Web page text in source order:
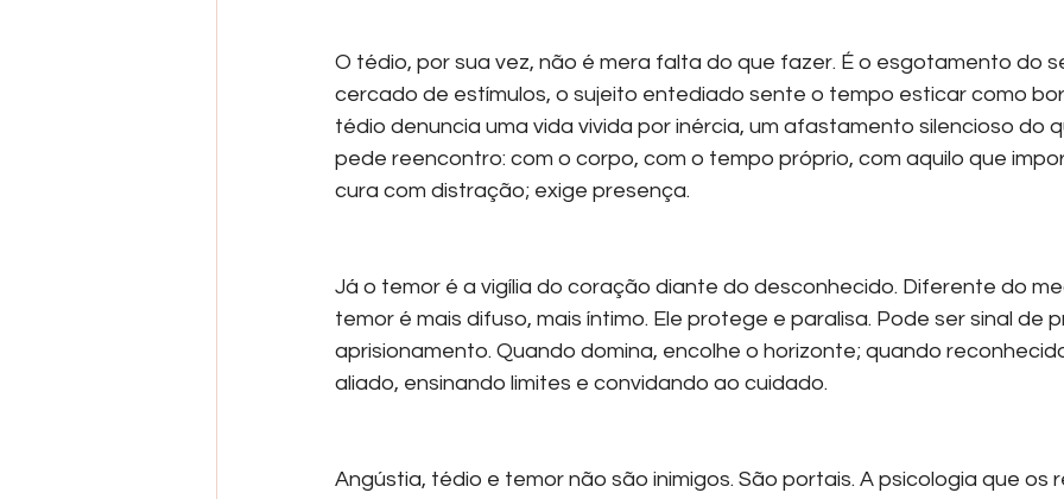
O tédio, por sua vez, não é mera falta do que fazer. É o esgotamento do
cercado de estímulos, o sujeito entediado sente o tempo esticar como
tédio denuncia uma vida vivida por inércia, um afastamento silencioso do
pede reencontro: com o corpo, com o tempo próprio, com aquilo que
cura com distração; exige presença.
Já o temor é a vigília do coração diante do desconhecido. Diferente do
temor é mais difuso, mais íntimo. Ele protege e paralisa. Pode ser sinal de
aprisionamento. Quando domina, encolhe o horizonte; quando
aliado, ensinando limites e convidando ao cuidado.
Angústia, tédio e temor não são inimigos. São portais. A psicologia que os